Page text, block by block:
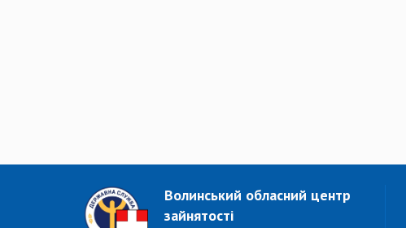
Волинський обласний центр
зайнятості